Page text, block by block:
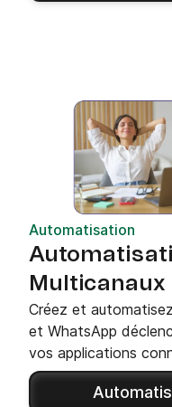
Automatisation
Multicanaux
Créez et
et WhatsApp
vos applications